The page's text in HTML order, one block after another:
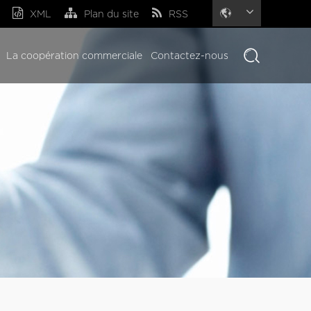
XML Plan du site RSS
La coopération commerciale Contactez-nous